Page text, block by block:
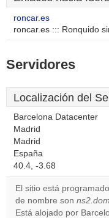
roncar.es
roncar.es ::: Ronquido
Servidores
Localización del
Barcelona Datacenter
Madrid
Madrid
España
40.4, -3.68
El sitio está
de nombre son
Está alojado por